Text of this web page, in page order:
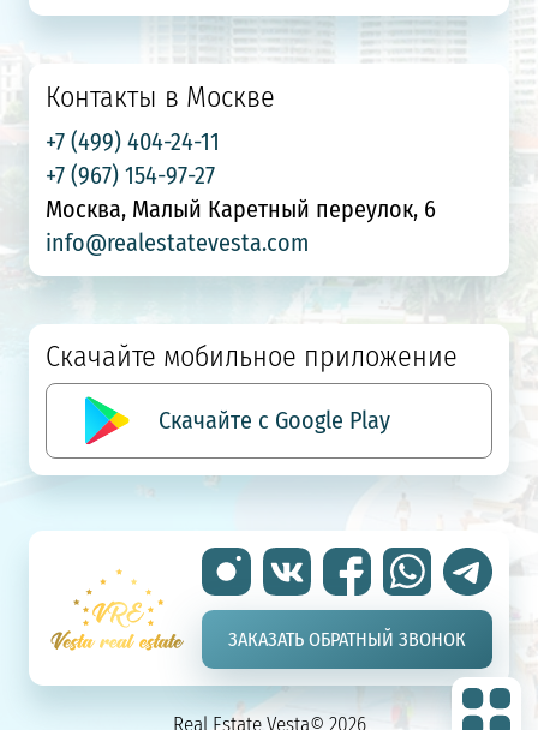
ЗАКАЗАТЬ ОБРАТНЫЙ ЗВОНОК
Контакты в Москве
+7 (499) 404-24-11
+7 (967) 154-97-27
Москва, Малый Каретный переулок, 6
info@realestatevesta.com
Скачайте мобильное приложение
Скачайте с Google Play